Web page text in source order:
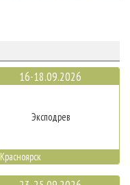
16-18.09.2026
Эксподрев
Красноярск